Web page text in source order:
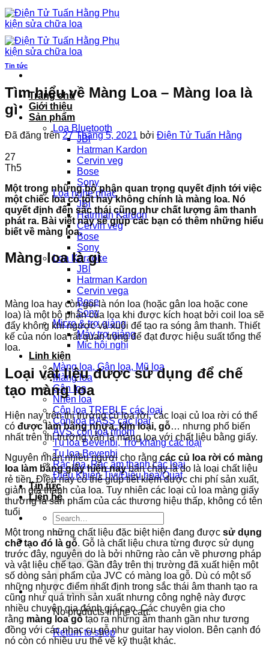
Chuyển
đến
nội
dung
Trang chủ
Giới thiệu
Sản phẩm
Loa Bluetooth
JBl
Hatrman Kardon
Cervin veg
Bose
Sony
Loa nghe nhạc
JBl
Hatrman Kardon
Cervin veg
Bose
Sony
Loa Karaoke
JBl
Hatrman Kardon
Cervin vega
Bose
Sony
Micro & trợ giảng
Máy trợ giảng
Mic hội nghị
Linh kiện
Màng loa, Gân loa, Mũ loa
Màng loa
Gân loa
Nhện loa
Côn loa TREBLE các loại
Côn loa BASS các loại
AVS: côn loa nhôm
Tụ loa Bevenbi, Trở kháng các loại
Tụ loa Bevenbi
Rắc loa, Rắc âm thanh các loại
Điều Khiển Tivi/Điều hoà/Quạt
Tin tức
Liên hệ
Search
for:
No products in the cart.
Return to shop
Tin tức
Tìm hiểu về Màng Loa – Màng loa là
gì
Đã đăng trên27 Tháng 5, 2021 bởi Điện Tử Tuấn Hằng
27
Th5
Một trong những bộ phận quan trọng quyết định tới việc
một chiếc loa có tốt hay không chính là màng loa. Nó
quyết định đến sắc thái cũng như chất lượng âm thanh
phát ra. Bài viết này sẽ giúp các bạn có thêm những hiểu
biết về màng loa.
Màng loa là gì
Màng loa hay còn gọi là nón loa (hoặc gân loa hoặc cone
loa) là một bộ phận của loa khi được kích hoạt bởi coil loa sẽ
đẩy không khí ngược và xuôi để tạo ra sóng âm thanh. Thiết
kế của nón loa rất quan trọng để đạt được hiệu suất tổng thể
loa.
Loại vật liệu được sử dụng để chế
tạo màng loa
Hiện nay trên thị trường củ loa rời, các loại củ loa rời có thể
có được làm bằng nhựa, kim loại, gỗ… nhưng phổ biến
nhất trên thị trường vẫn là màng loa với chất liệu bằng giấy.
Nguyên nhân nhiều ngươi cho rằng các củ loa rời có màng
loa làm bằng giấy hiện naybán chạy là do là loại chất liệu
rẻ tiền. Điều này có thể giúp tiết kiệm được chi phí sản xuất,
giảm giá thành của loa. Tuy nhiên các loại củ loa màng giấy
thường là sản phẩm của các thương hiệu thấp, không có tên
tuổi
Một trong những chất liệu đặc biệt hiện đang được sử dụng
chế tạo đó là gỗ. Gỗ là chất liệu chưa từng được sử dụng
trước đây, nguyên do là bởi những rào cản về phương pháp
và vật liệu chế tạo. Gần đây trên thị trường đã xuất hiện một
số dòng sản phẩm của JVC có màng loa gỗ. Dù có một số
những nhược điểm nhất định trong sắc thái âm thanh tạo ra
cũng như quá trình sản xuất nhưng công nghệ này được
nhiều chuyên gia đánh giá cao. Các chuyên gia cho
rằng màng loa gỗ tạo ra những âm thanh gần như tương
đồng với các nhạc cụ gỗ như guitar hay violon. Bên cạnh đó
nó còn có nhiều ưu thế về kỹ thuật khác.